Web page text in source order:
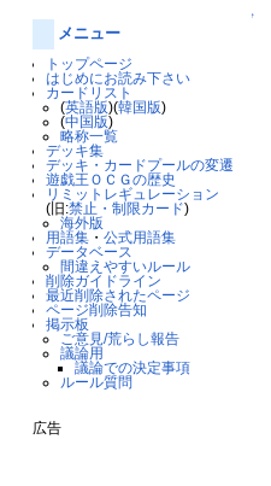
↑
メニュー
トップページ
はじめにお読み下さい
カードリスト
(英語版)(韓国版)
(中国版)
略称一覧
デッキ集
デッキ・カードプールの変遷
遊戯王ＯＣＧの歴史
リミットレギュレーション
(旧:禁止・制限カード)
海外版
用語集 ・公式用語集
データベース
間違えやすいルール
削除ガイドライン
最近削除されたページ
ページ削除告知
掲示板
ご意見/荒らし報告
議論用
議論での決定事項
ルール質問
広告